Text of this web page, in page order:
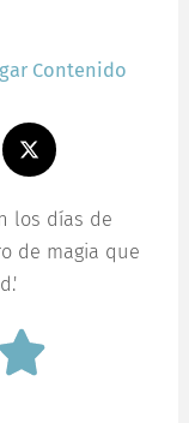
Contenido
los días de
de magia que